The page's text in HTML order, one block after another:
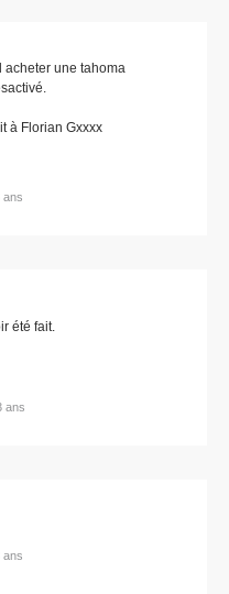
acheter une tahoma
à Florian Gxxxx
ans
été fait.
ans
ans